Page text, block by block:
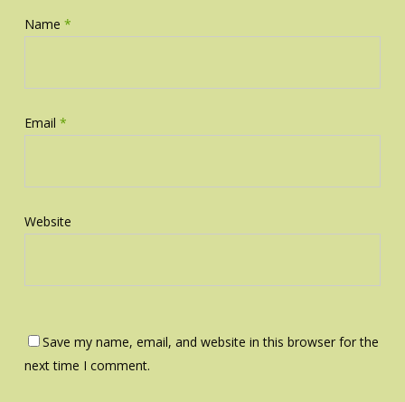
Name *
Email *
Website
Save my name, email, and website in this browser for the
next time I comment.